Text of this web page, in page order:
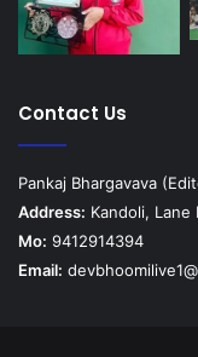
Contact Us
Pankaj Bhargavava
Address: Kandoli, Lane
Mo: 9412914394
Email: